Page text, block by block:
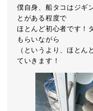
僕自身、船タコはジギ
とがある程度で
ほとんど初心者です！
もらいながら
（というより、ほとん
ていきます！